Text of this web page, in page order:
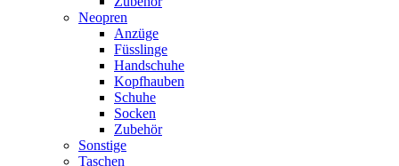
Neopren
Anzüge
Füsslinge
Handschuhe
Kopfhauben
Schuhe
Socken
Zubehör
Sonstige
Taschen